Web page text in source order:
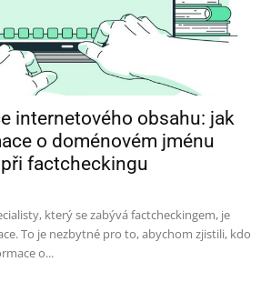
internetového obsahu: jak
o doménovém jménu
factcheckingu
který se zabývá factcheckingem, je
To je nezbytné pro to, abychom zjistili, kdo
o...